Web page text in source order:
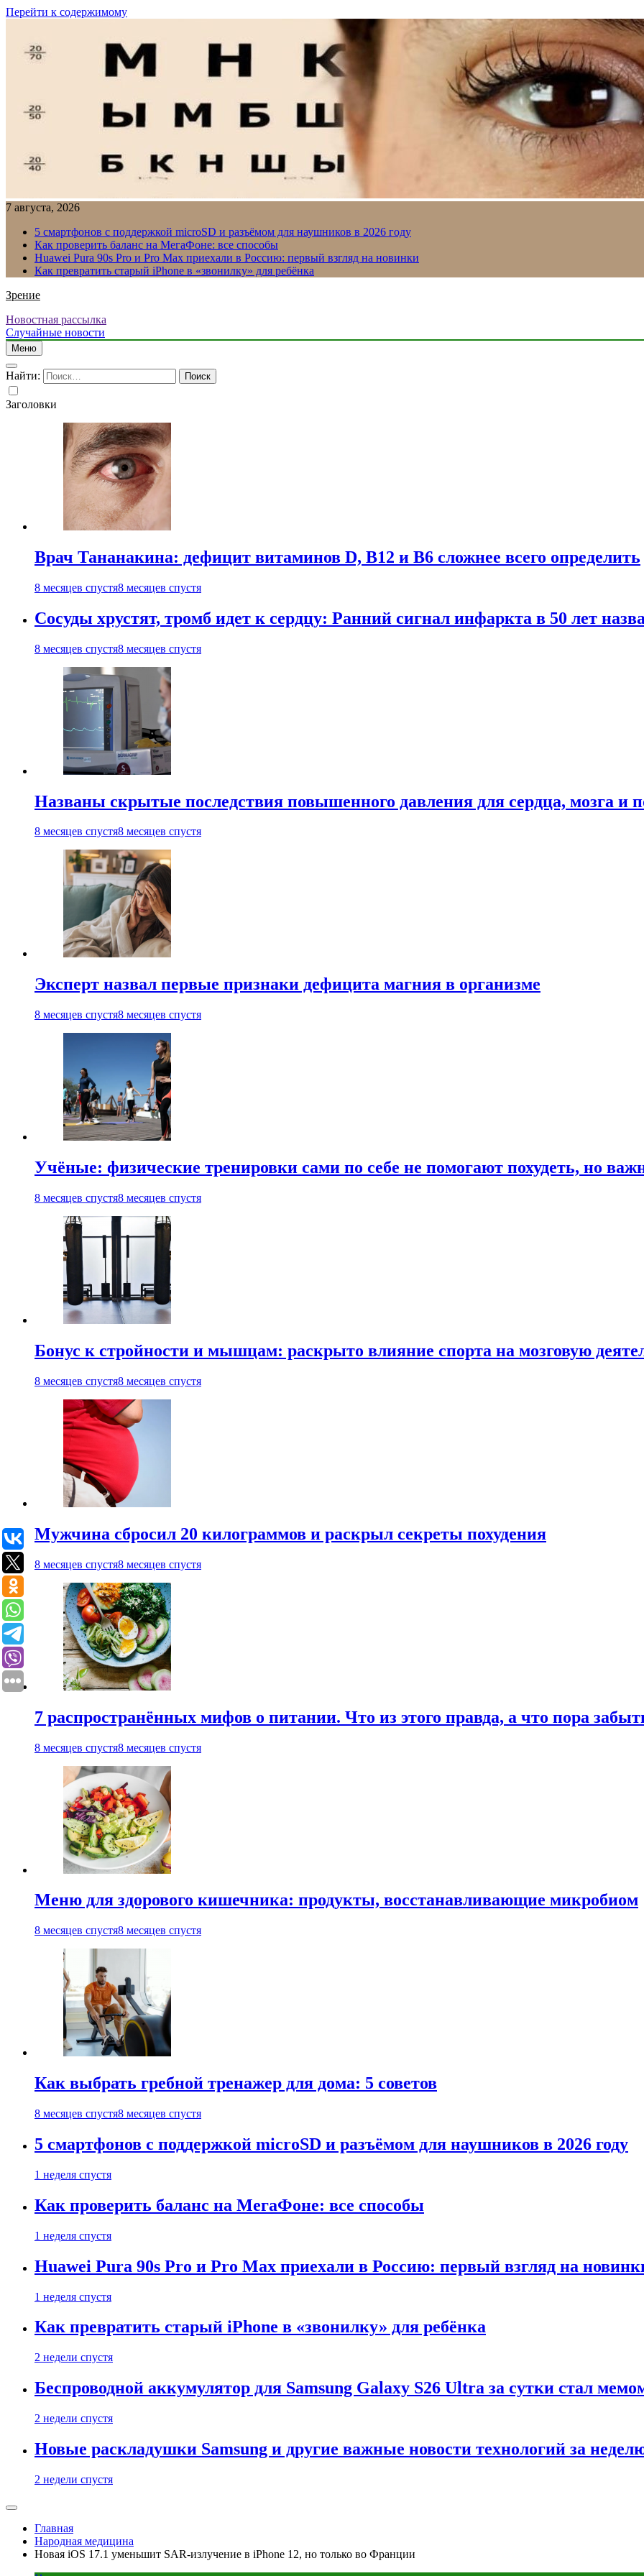
Перейти к содержимому
7 августа, 2026
5 смартфонов с поддержкой microSD и разъёмом для наушников в 2026 году
Как проверить баланс на МегаФоне: все способы
Huawei Pura 90s Pro и Pro Max приехали в Россию: первый взгляд на новинки
Как превратить старый iPhone в «звонилку» для ребёнка
Зрение
Новостная рассылка
Случайные новости
Меню
Найти:
Заголовки
Врач Тананакина: дефицит витаминов D, B12 и B6 сложнее всего определить
8 месяцев спустя8 месяцев спустя
Сосуды хрустят, тромб идет к сердцу: Ранний сигнал инфаркта в 50 лет
8 месяцев спустя8 месяцев спустя
Названы скрытые последствия повышенного давления для сердца, мозга и
8 месяцев спустя8 месяцев спустя
Эксперт назвал первые признаки дефицита магния в организме
8 месяцев спустя8 месяцев спустя
Учёные: физические тренировки сами по себе не помогают похудеть, но
8 месяцев спустя8 месяцев спустя
Бонус к стройности и мышцам: раскрыто влияние спорта на мозговую
8 месяцев спустя8 месяцев спустя
Мужчина сбросил 20 килограммов и раскрыл секреты похудения
8 месяцев спустя8 месяцев спустя
7 распространённых мифов о питании. Что из этого правда, а что пора
8 месяцев спустя8 месяцев спустя
Меню для здорового кишечника: продукты, восстанавливающие микробиом
8 месяцев спустя8 месяцев спустя
Как выбрать гребной тренажер для дома: 5 советов
8 месяцев спустя8 месяцев спустя
5 смартфонов с поддержкой microSD и разъёмом для наушников в 2026 году
1 неделя спустя
Как проверить баланс на МегаФоне: все способы
1 неделя спустя
Huawei Pura 90s Pro и Pro Max приехали в Россию: первый взгляд на
1 неделя спустя
Как превратить старый iPhone в «звонилку» для ребёнка
2 недели спустя
Беспроводной аккумулятор для Samsung Galaxy S26 Ultra за сутки стал
2 недели спустя
Новые раскладушки Samsung и другие важные новости технологий за
2 недели спустя
Главная
Народная медицина
Новая iOS 17.1 уменьшит SAR-излучение в iPhone 12, но только во Франции